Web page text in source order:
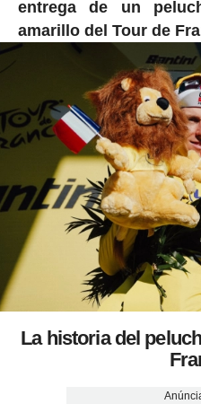
entrega de un
amarillo del Tour de
La historia del